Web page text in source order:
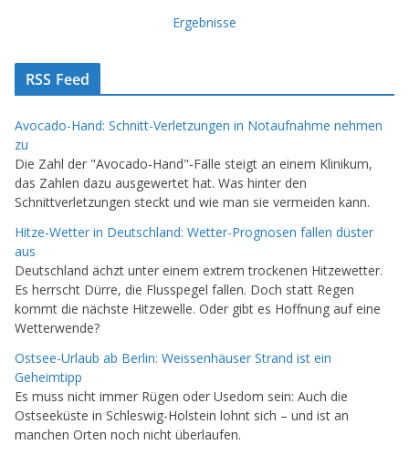
Ergebnisse
RSS Feed
Avocado-Hand: Schnitt-Verletzungen in Notaufnahme nehmen
zu
Die Zahl der "Avocado-Hand"-Fälle steigt an einem Klinikum,
das Zahlen dazu ausgewertet hat. Was hinter den
Schnittverletzungen steckt und wie man sie vermeiden kann.
Hitze-Wetter in Deutschland: Wetter-Prognosen fallen düster
aus
Deutschland ächzt unter einem extrem trockenen Hitzewetter.
Es herrscht Dürre, die Flusspegel fallen. Doch statt Regen
kommt die nächste Hitzewelle. Oder gibt es Hoffnung auf eine
Wetterwende?
Ostsee-Urlaub ab Berlin: Weissenhäuser Strand ist ein
Geheimtipp
Es muss nicht immer Rügen oder Usedom sein: Auch die
Ostseeküste in Schleswig-Holstein lohnt sich – und ist an
manchen Orten noch nicht überlaufen.